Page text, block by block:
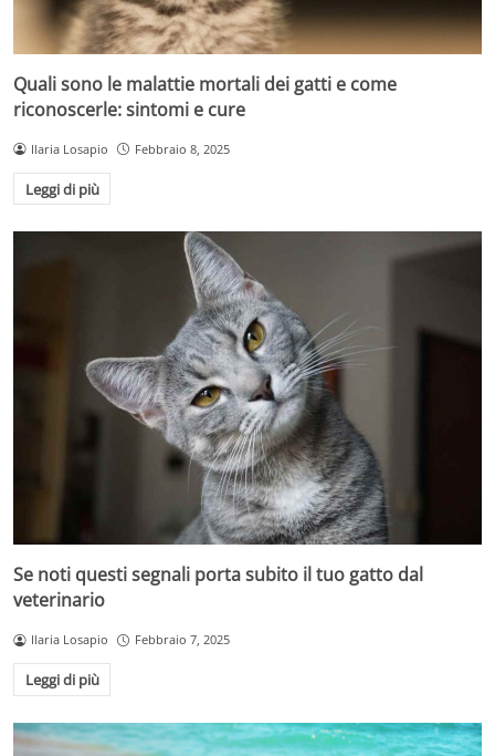
Quali sono le malattie mortali dei gatti e come
riconoscerle: sintomi e cure
Ilaria Losapio Febbraio 8, 2025
Leggi di più
Se noti questi segnali porta subito il tuo gatto dal
veterinario
Ilaria Losapio Febbraio 7, 2025
Leggi di più